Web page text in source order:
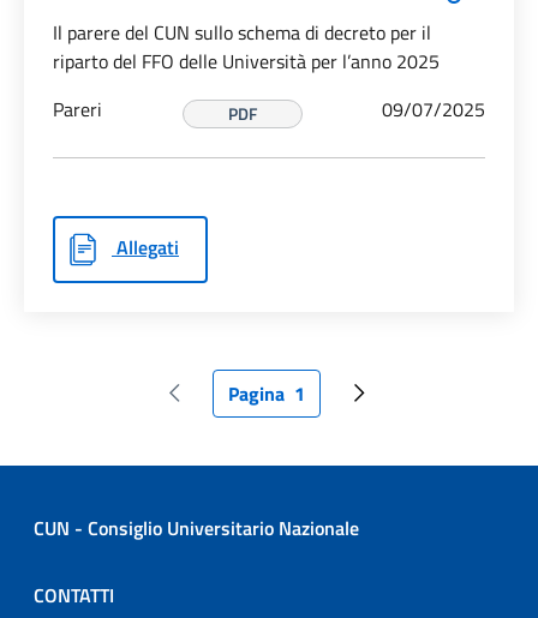
Il parere del CUN sullo schema di decreto per il
riparto del FFO delle Università per l’anno 2025
Pareri
PDF 09/07/2025
Allegati
Pagina precedente
Pagina attuale
Pagina 1 Pagina successiva
CUN - Consiglio Universitario Nazionale
CONTATTI